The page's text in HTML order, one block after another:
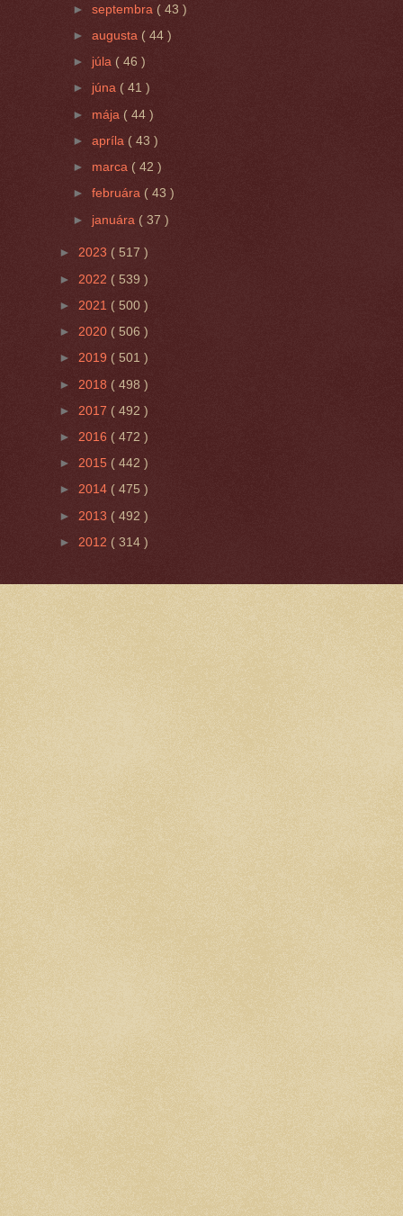
►septembra ( 43 )
►augusta ( 44 )
► júla ( 46 )
► júna ( 41 )
► mája ( 44 )
►apríla ( 43 )
► marca ( 42 )
►februára( 43 )
► januára ( 37 )
► 2023 ( 517 )
► 2022 ( 539 )
► 2021 ( 500 )
► 2020 ( 506 )
► 2019 ( 501 )
► 2018 ( 498 )
► 2017 ( 492 )
► 2016 ( 472 )
► 2015 ( 442 )
► 2014 ( 475 )
► 2013 ( 492 )
► 2012 ( 314 )